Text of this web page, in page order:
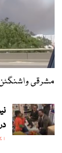
مشرقی واشنگٹن میں